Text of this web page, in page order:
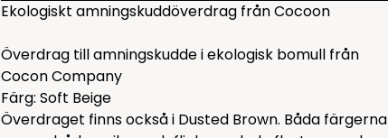
Ekologiskt amningskuddöverdrag från Cocoon
Överdrag till amningskudde i ekologisk bomull från
Cocon Company
Färg: Soft Beige
Överdraget finns också i Dusted Brown. Båda färgerna